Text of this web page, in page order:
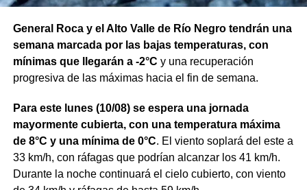
General Roca y el Alto Valle de Río Negro tendrán una
semana marcada por las bajas temperaturas, con
mínimas que llegarán a -2°C y una recuperación
progresiva de las máximas hacia el fin de semana.
Para este lunes (10/08) se espera una jornada
mayormente cubierta, con una temperatura máxima
de 8°C y una mínima de 0°C. El viento soplará del este a
33 km/h, con ráfagas que podrían alcanzar los 41 km/h.
Durante la noche continuará el cielo cubierto, con viento